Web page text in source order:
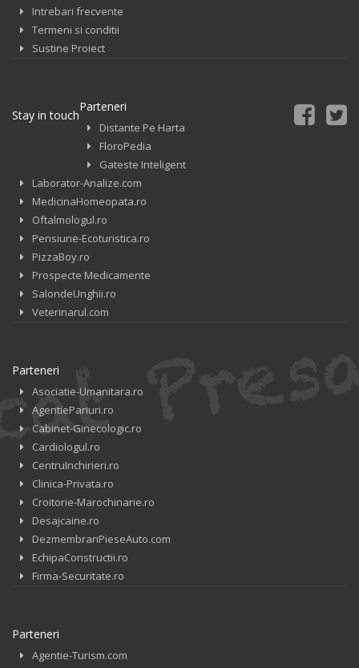
Intrebari frecvente
Termeni si conditii
Sustine Proiect
Stay in touch
Parteneri
Distante Pe Harta
FloroPedia
Gateste Inteligent
Laborator-Analize.com
MedicinaHomeopata.ro
Oftalmologul.ro
Pensiune-Ecoturistica.ro
PizzaBoy.ro
Prospecte Medicamente
SalondeUnghii.ro
Veterinarul.com
Parteneri
Asociatie-Umanitara.ro
AgentiePariuri.ro
Cabinet-Ginecologic.ro
Cardiologul.ro
CentruInchirieri.ro
Clinica-Privata.ro
Croitorie-Marochinarie.ro
Desajcaine.ro
DezmembrariPieseAuto.com
EchipaConstructii.ro
Firma-Securitate.ro
Parteneri
Agentie-Turism.com